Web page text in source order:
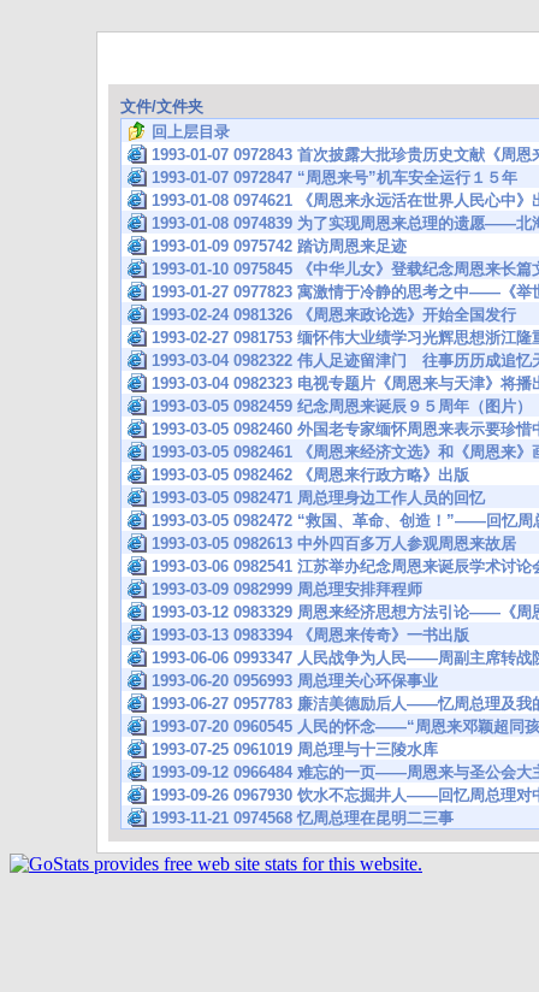
文件/文件夹
回上层目录
1993-01-07 0972843 首次披露大批珍贵历史文献《周恩
1993-01-07 0972847 “周恩来号”机车安全运行１５年
1993-01-08 0974621 《周恩来永远活在世界人民心中》
1993-01-08 0974839 为了实现周恩来总理的遗愿——北
1993-01-09 0975742 踏访周恩来足迹
1993-01-10 0975845 《中华儿女》登载纪念周恩来长篇
1993-01-27 0977823 寓激情于冷静的思考之中——《举
1993-02-24 0981326 《周恩来政论选》开始全国发行
1993-02-27 0981753 缅怀伟大业绩学习光辉思想浙江
1993-03-04 0982322 伟人足迹留津门 往事历历成追忆
1993-03-04 0982323 电视专题片《周恩来与天津》将播
1993-03-05 0982459 纪念周恩来诞辰９５周年（图片）
1993-03-05 0982460 外国老专家缅怀周恩来表示要珍
1993-03-05 0982461 《周恩来经济文选》和《周恩来》
1993-03-05 0982462 《周恩来行政方略》出版
1993-03-05 0982471 周总理身边工作人员的回忆
1993-03-05 0982472 “救国、革命、创造！”——回忆周
1993-03-05 0982613 中外四百多万人参观周恩来故居
1993-03-06 0982541 江苏举办纪念周恩来诞辰学术讨论
1993-03-09 0982999 周总理安排拜程师
1993-03-12 0983329 周恩来经济思想方法引论——《周
1993-03-13 0983394 《周恩来传奇》一书出版
1993-06-06 0993347 人民战争为人民——周副主席转战
1993-06-20 0956993 周总理关心环保事业
1993-06-27 0957783 廉洁美德励后人——忆周总理及我
1993-07-20 0960545 人民的怀念——“周恩来邓颖超同
1993-07-25 0961019 周总理与十三陵水库
1993-09-12 0966484 难忘的一页——周恩来与圣公会大
1993-09-26 0967930 饮水不忘掘井人——回忆周总理对
1993-11-21 0974568 忆周总理在昆明二三事